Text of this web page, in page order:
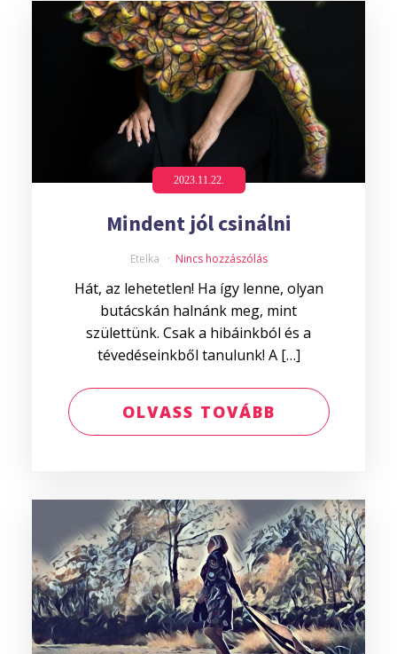
2023.11.22.
Mindent jól csinálni
Etelka Nincs hozzászólás
Hát, az lehetetlen! Ha így lenne, olyan
butácskán halnánk meg, mint
születtünk. Csak a hibáinkból és a
tévedéseinkből tanulunk! A […]
OLVASS TOVÁBB